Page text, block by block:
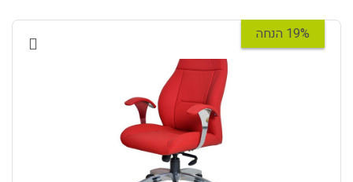
19% הנחה